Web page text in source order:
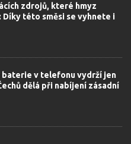
zdrojů, které hmyz
Díky této směsi se vyhnete i
baterie v telefonu vydrží jen
dělá při nabíjení zásadní